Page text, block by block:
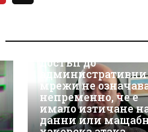
киберсигурност:
достъп до
административни
мрежи не
непременно, че е
имало изтичане
данни или